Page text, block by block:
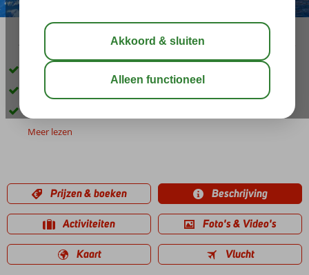
16:15 aug 31°C
Direct aan het zandstrand
Uitstekende service
Meer lezen
Prijzen & boeken Beschrijving
Activiteiten Foto's & Video's
Kaart Vlucht